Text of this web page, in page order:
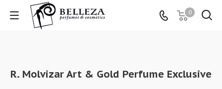
0
R. Molvizar Art & Gold Perfume Exclusive